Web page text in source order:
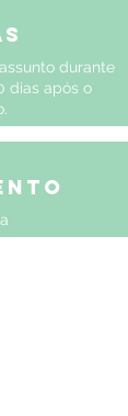
durante
dias após o